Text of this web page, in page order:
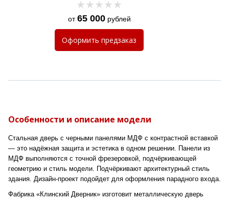
от65 000рублей
Оформить предзаказ
Особенности и описание модели
Стальная дверь с черными панелями МДФ с контрастной вставкой
— это надёжная защита и эстетика в одном решении. Панели из
МДФ выполняются с точной фрезеровкой, подчёркивающей
геометрию и стиль модели. Подчёркивают архитектурный стиль
здания. Дизайн-проект подойдет для оформления парадного входа.
Фабрика «Клинский Дверник» изготовит металлическую дверь